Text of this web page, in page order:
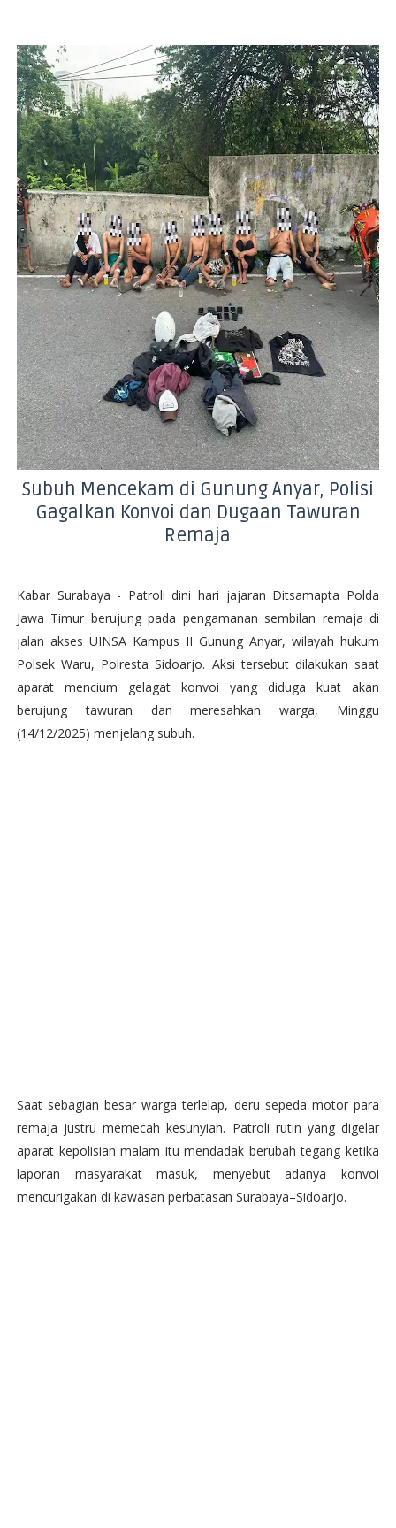
Subuh Mencekam di Gunung Anyar, Polisi
Gagalkan Konvoi dan Dugaan Tawuran
Remaja
Kabar Surabaya - Patroli dini hari jajaran Ditsamapta Polda
Jawa Timur berujung pada pengamanan sembilan remaja di
jalan akses UINSA Kampus II Gunung Anyar, wilayah hukum
Polsek Waru, Polresta Sidoarjo. Aksi tersebut dilakukan saat
aparat mencium gelagat konvoi yang diduga kuat akan
berujung tawuran dan meresahkan warga, Minggu
(14/12/2025) menjelang subuh.
Saat sebagian besar warga terlelap, deru sepeda motor para
remaja justru memecah kesunyian. Patroli rutin yang digelar
aparat kepolisian malam itu mendadak berubah tegang ketika
laporan masyarakat masuk, menyebut adanya konvoi
mencurigakan di kawasan perbatasan Surabaya–Sidoarjo.